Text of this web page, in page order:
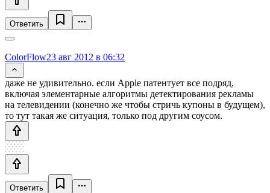
Ответить
ColorFlow23 авг 2012 в 06:32
даже не удивительно. если Apple патентует все подряд,
включая элементарные алгоритмы детектирования рекламы
на телевидении (конечно же чтобы стричь купоны в будущем),
то тут такая же ситуация, только под другим соусом.
Ответить